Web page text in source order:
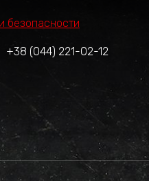
+38 (044) 221-02-12